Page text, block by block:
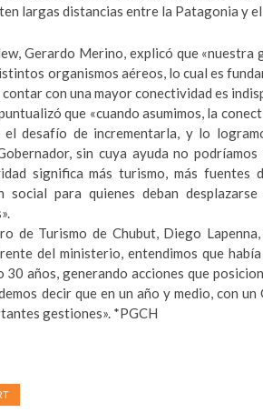
largas distancias entre la Patagonia y
Gerardo Merino, explicó que
organismos aéreos, lo cual es
con una mayor conectividad es
que «cuando asumimos, la
el desafío de incrementarla, y lo
sin cuya ayuda no
significa más turismo, más fuentes
social para quienes deban
de Turismo de Chubut, Diego
del ministerio, entendimos que
30 años, generando acciones que
decir que en un año y medio, con
gestiones». *PGCH